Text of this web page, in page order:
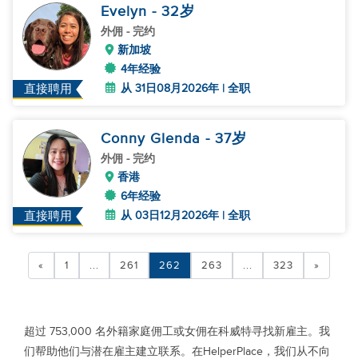
直接聘用
Evelyn - 32岁
外佣 - 完约
新加坡
4年经验
从 31日08月2026年 | 全职
直接聘用
Conny Glenda - 37岁
外佣 - 完约
香港
6年经验
从 03日12月2026年 | 全职
« 1 ... 261 262 263 ... 323 »
超过 753,000 名外籍家庭佣工或女佣在科威特寻找新雇主。我
们帮助他们与潜在雇主建立联系。在HelperPlace，我们从不向